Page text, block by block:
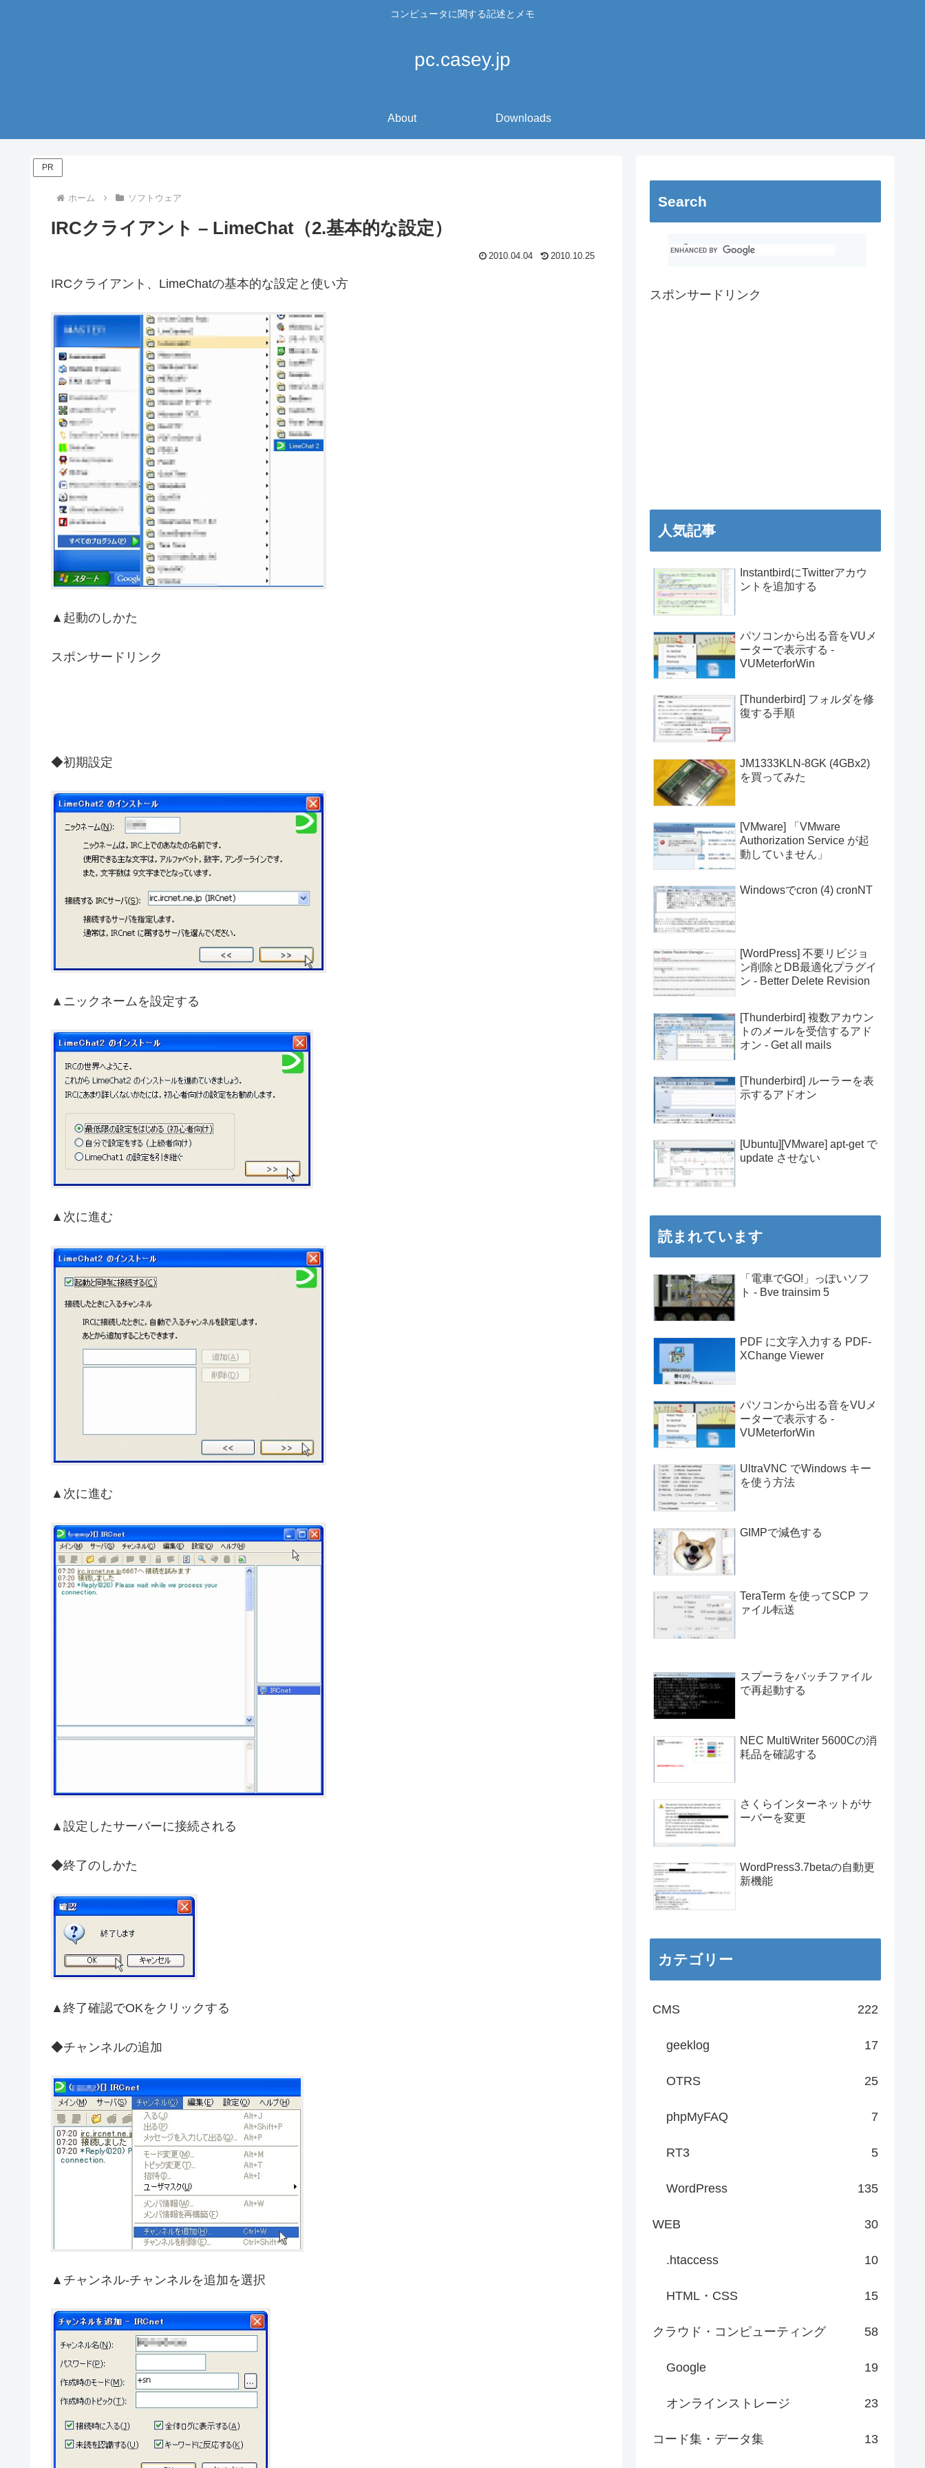
コンピュータに関する記述とメモ
pc.casey.jp
About Downloads
PR
ホーム ソフトウェア
IRCクライアント – LimeChat（2.基本的な設定）
2010.04.04 2010.10.25
IRCクライアント、LimeChatの基本的な設定と使い方
▲起動のしかた
スポンサードリンク
◆初期設定
▲ニックネームを設定する
▲次に進む
▲次に進む
▲設定したサーバーに接続される
◆終了のしかた
▲終了確認でOKをクリックする
◆チャンネルの追加
▲チャンネル-チャンネルを追加を選択
Search
スポンサードリンク
人気記事
InstantbirdにTwitterアカウ
ントを追加する
パソコンから出る音をVUメ
ーターで表示する -
VUMeterforWin
[Thunderbird] フォルダを修
復する手順
JM1333KLN-8GK (4GBx2)
を買ってみた
[VMware] 「VMware
Authorization Service が起
動していません」
Windowsでcron (4) cronNT
[WordPress] 不要リビジョ
ン削除とDB最適化プラグイ
ン - Better Delete Revision
[Thunderbird] 複数アカウン
トのメールを受信するアド
オン - Get all mails
[Thunderbird] ルーラーを表
示するアドオン
[Ubuntu][VMware] apt-get で
update させない
読まれています
「電車でGO!」っぽいソフ
ト - Bve trainsim 5
PDF に文字入力する PDF-
XChange Viewer
パソコンから出る音をVUメ
ーターで表示する -
VUMeterforWin
UltraVNC でWindows キー
を使う方法
GIMPで減色する
TeraTerm を使ってSCP フ
ァイル転送
スプーラをバッチファイル
で再起動する
NEC MultiWriter 5600Cの消
耗品を確認する
さくらインターネットがサ
ーバーを変更
WordPress3.7betaの自動更
新機能
カテゴリー
CMS 222
geeklog 17
OTRS 25
phpMyFAQ 7
RT3 5
WordPress 135
WEB 30
.htaccess 10
HTML・CSS 15
クラウド・コンピューティング 58
Google 19
オンラインストレージ 23
コード集・データ集 13